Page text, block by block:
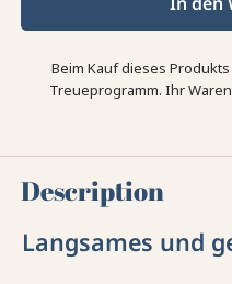
Beim Kauf dieses
Treueprogramm. Ihr
Description
Langsames und